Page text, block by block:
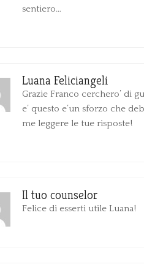
sentiero…
Luana Feliciangeli
Grazie Franco cerchero’ di
e’ questo e’un sforzo che
me leggere le tue risposte!
Il tuo counselor
Felice di esserti utile Luana!